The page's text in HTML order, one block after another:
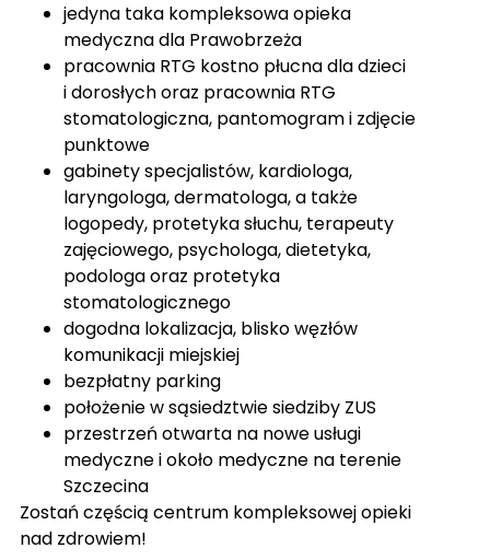
jedyna taka kompleksowa opieka
medyczna dla Prawobrzeża
pracownia RTG kostno płucna dla dzieci
i dorosłych oraz pracownia RTG
stomatologiczna, pantomogram i zdjęcie
punktowe
gabinety specjalistów, kardiologa,
laryngologa, dermatologa, a także
logopedy, protetyka słuchu, terapeuty
zajęciowego, psychologa, dietetyka,
podologa oraz protetyka
stomatologicznego
dogodna lokalizacja, blisko węzłów
komunikacji miejskiej
bezpłatny parking
położenie w sąsiedztwie siedziby ZUS
przestrzeń otwarta na nowe usługi
medyczne i około medyczne na terenie
Szczecina
Zostań częścią centrum kompleksowej opieki
nad zdrowiem!